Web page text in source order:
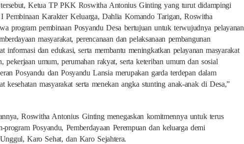
tersebut, Ketua TP PKK Roswitha Antonius Ginting yang turut didampingi
Pembinaan Karakter Keluarga, Dahlia Komando Tarigan, Roswitha
program pembinaan Posyandu Desa bertujuan untuk terwujudnya pelayanan
masyarakat, perencanaan dan pelaksanaan pembangunan
informasi dan edukasi, serta membantu meningkatkan pelayanan masyarakat
pekerjaan umum, perumahan rakyat, serta keteriban umum dan sosial
Posyandu dan Posyandu Lansia merupakan garda terdepan dalam
kesehatan masyarakat serta menekan angka stunting anak-anak di Desa,”
Roswitha Antonius Ginting menegaskan komitmennya untuk terus
program Posyandu, Pemberdayaan Perempuan dan keluarga demi
Karo Sehat, dan Karo Sejahtera.